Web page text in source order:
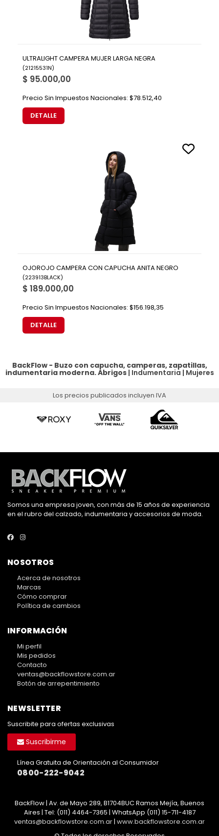
ULTRALIGHT CAMPERA MUJER LARGA NEGRA
(21215531N)
$ 95.000,00
Precio Sin Impuestos Nacionales: $78.512,40
DETALLE
OJOROJO CAMPERA CON CAPUCHA ANITA NEGRO
(223913BLACK)
$ 189.000,00
Precio Sin Impuestos Nacionales: $156.198,35
DETALLE
BackFlow - Buzo con capucha, camperas, zapatillas,
indumentaria moderna.Abrigos| Indumentaria | Mujeres
Los precios publicados incluyen IVA
Somos una empresa joven, con más de 15 años de experiencia
en el rubro del calzado, indumentaria y accesorios de moda.
NOSOTROS
Acerca de nosotros
Marcas
Cómo comprar
Política de cambios
INFORMACIÓN
Mi perfil
Mis pedidos
Contacto
ventas@backflowstore.com.ar
Botón de arrepentimiento
NEWSLETTER
Suscribite para ofertas exclusivas
Suscribirme
Línea Gratuita de Orientación al Consumidor
0800-222-9042
BackFlow | Av. de Mayo 289, B1704BUC Ramos Mejía, Buenos
Aires | Tel: (011) 4464-7365 | WhatsApp (011) 15-711-4187
ventas@backflowstore.com.ar| www.backflowstore.com.ar